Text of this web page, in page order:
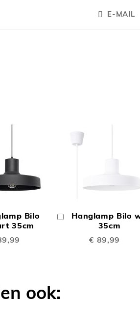
E-MAIL
Bilo
35cm
TOEVOEGEN
TE
Hanglamp Bilo
35cm
€ 89,99
Winkelwagen
ook: